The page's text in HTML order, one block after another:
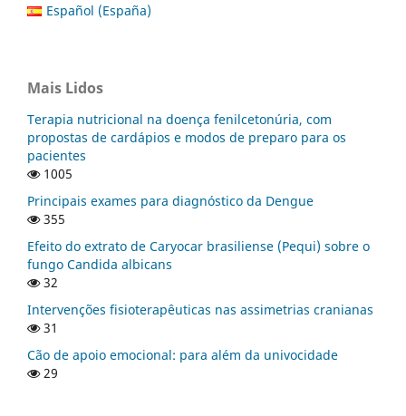
Español (España)
Mais Lidos
Terapia nutricional na doença fenilcetonúria, com
propostas de cardápios e modos de preparo para os
pacientes
1005
Principais exames para diagnóstico da Dengue
355
Efeito do extrato de Caryocar brasiliense (Pequi) sobre o
fungo Candida albicans
32
Intervenções fisioterapêuticas nas assimetrias cranianas
31
Cão de apoio emocional: para além da univocidade
29